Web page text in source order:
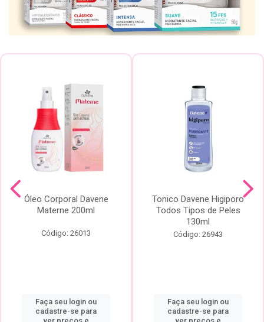
Óleo Corporal Davene
Materne 200ml
Código: 26013
Faça seu login ou
cadastre-se para
Tonico Davene Higiporo
Todos Tipos de Peles
130ml
Código: 26943
Faça seu login ou
cadastre-se para